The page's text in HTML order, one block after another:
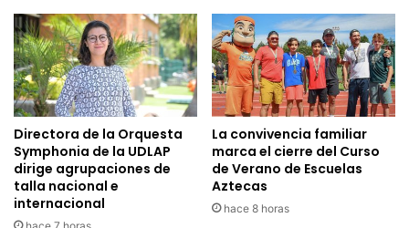
Directora de la Orquesta
Symphonia de la UDLAP
dirige agrupaciones de
talla nacional e
internacional
La convivencia familiar
marca el cierre del Curso
de Verano de Escuelas
Aztecas
hace 8 horas